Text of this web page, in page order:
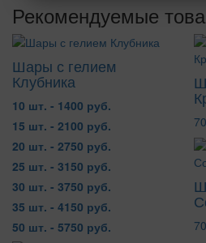
Рекомендуемые
Шары с гелием
Клубника
10 шт. - 1400 руб.
15 шт. - 2100 руб.
20 шт. - 2750 руб.
25 шт. - 3150 руб.
30 шт. - 3750 руб.
35 шт. - 4150 руб.
50 шт. - 5750 руб.